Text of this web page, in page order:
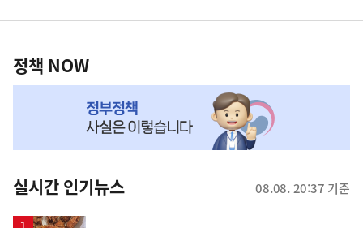
영
책
NOW,
뉴
스
정책 NOW
실시간 인기뉴스 08.08. 20:37 기준